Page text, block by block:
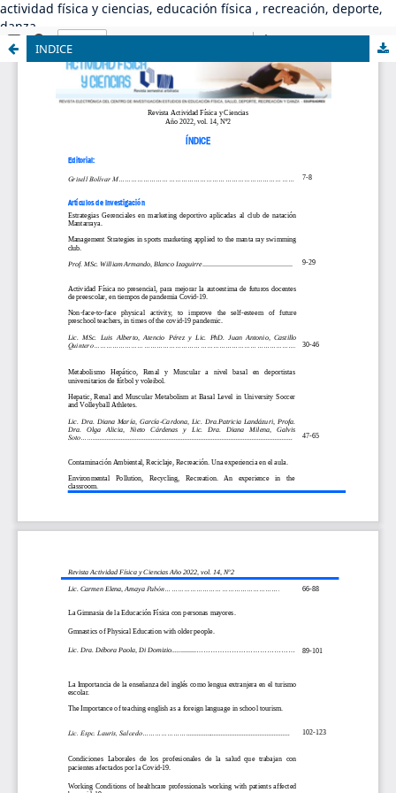
actividad física y ciencias, educación física , recreación, deporte,
danza
INDICE